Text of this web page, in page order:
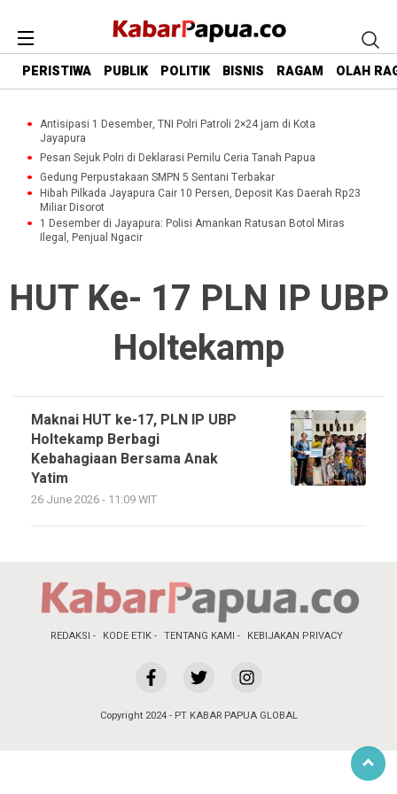
PERISTIWA PUBLIK POLITIK BISNIS RAGAM OLAH
Antisipasi 1 Desember, TNI Polri Patroli 2×24 jam di Kota
Jayapura
Pesan Sejuk Polri di Deklarasi Pemilu Ceria Tanah Papua
Gedung Perpustakaan SMPN 5 Sentani Terbakar
Hibah Pilkada Jayapura Cair 10 Persen, Deposit Kas Daerah Rp23
Miliar Disorot
1 Desember di Jayapura: Polisi Amankan Ratusan Botol Miras
Ilegal, Penjual Ngacir
HUT Ke- 17 PLN IP UBP
Holtekamp
Maknai HUT ke-17, PLN IP UBP
Holtekamp Berbagi
Kebahagiaan Bersama Anak
Yatim
26 June 2026 - 11:09 WIT
REDAKSI KODE ETIK TENTANG KAMI KEBIJAKAN PRIVACY
Copyright 2024 - PT KABAR PAPUA GLOBAL